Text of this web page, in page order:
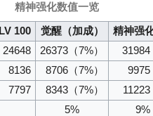
精神强化数值一览
LV 100 觉醒（加成）
精神强
24648 26373 （7%） 31984
8136 8706 （7%） 9975
7797 8343 （7%） 11223
5% 9%